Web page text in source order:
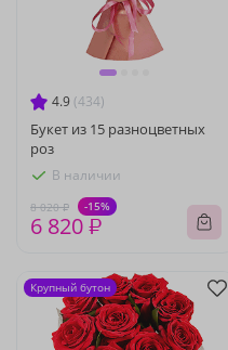
4.9 (434)
Букет из 15 разноцветных
роз
В наличии
8 020 ₽ -15%
6 820 ₽
Крупный бутон